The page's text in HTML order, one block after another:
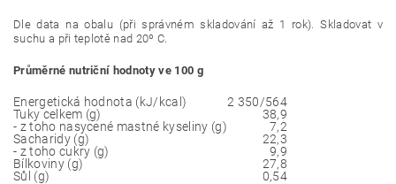
Dle data na obalu (při správném skladování až 1 rok). Skladovat v
suchu a při teplotě nad 20º C.
Průměrné nutriční hodnoty ve 100 g
Energetická hodnota (kJ/kcal)
2 350/564
Tuky celkem (g)
38,9
- z toho nasycené mastné kyseliny (g)
7,2
Sacharidy (g)
22,3
- z toho cukry (g)
9,9
Bílkoviny (g)
27,8
Sůl (g)
0,54